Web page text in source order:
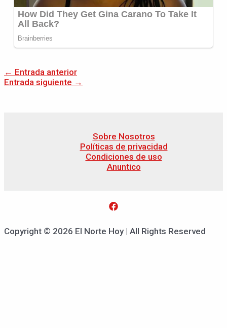
← Entrada anterior
Entrada siguiente →
Sobre Nosotros
Políticas de privacidad
Condiciones de uso
Anuntico
Copyright © 2026 El Norte Hoy | All Rights Reserved